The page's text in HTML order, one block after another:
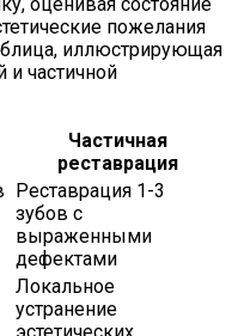
пожелания
иллюстрирующая
частичной
Частичная
реставрация
Реставрация 1-3
зубов с
выраженными
дефектами
Локальное
устранение